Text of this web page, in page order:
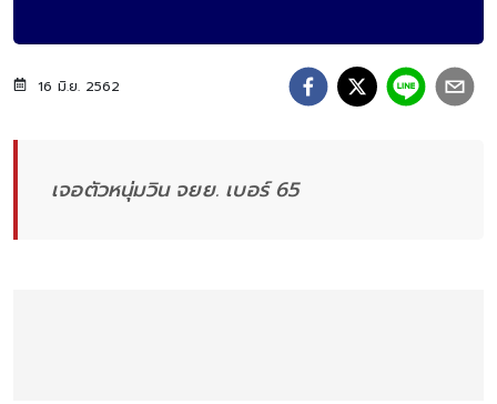
16 มิ.ย. 2562
เจอตัวหนุ่มวิน จยย. เบอร์ 65